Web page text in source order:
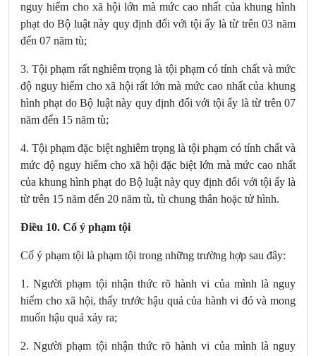
nguy hiểm cho xã hội lớn mà mức cao nhất của khung hình
phạt do Bộ luật này quy định đối với tội ấy là từ trên 03 năm
đến 07 năm tù;
3. Tội phạm rất nghiêm trọng là tội phạm có tính chất và mức
độ nguy hiểm cho xã hội rất lớn mà mức cao nhất của khung
hình phạt do Bộ luật này quy định đối với tội ấy là từ trên 07
năm đến 15 năm tù;
4. Tội phạm đặc biệt nghiêm trọng là tội phạm có tính chất và
mức độ nguy hiểm cho xã hội đặc biệt lớn mà mức cao nhất
của khung hình phạt do Bộ luật này quy định đối với tội ấy là
từ trên 15 năm đến 20 năm tù, tù chung thân hoặc tử hình.
Điều 10. Cố ý phạm tội
Cố ý phạm tội là phạm tội trong những trường hợp sau đây:
1. Người phạm tội nhận thức rõ hành vi của mình là nguy
hiểm cho xã hội, thấy trước hậu quả của hành vi đó và mong
muốn hậu quả xảy ra;
2. Người phạm tội nhận thức rõ hành vi của mình là nguy